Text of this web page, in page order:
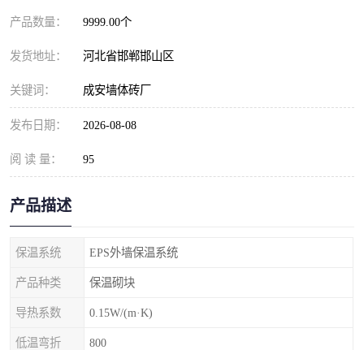
产品数量： 9999.00个
发货地址： 河北省邯郸邯山区
关键词： 成安墙体砖厂
发布日期： 2026-08-08
阅 读 量： 95
产品描述
保温系统 EPS外墙保温系统
产品种类 保温砌块
导热系数 0.15W/(m·K)
低温弯折 800